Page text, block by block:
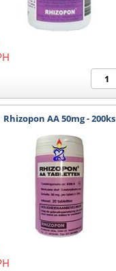
Rhizopon AA 50mg - 200ks